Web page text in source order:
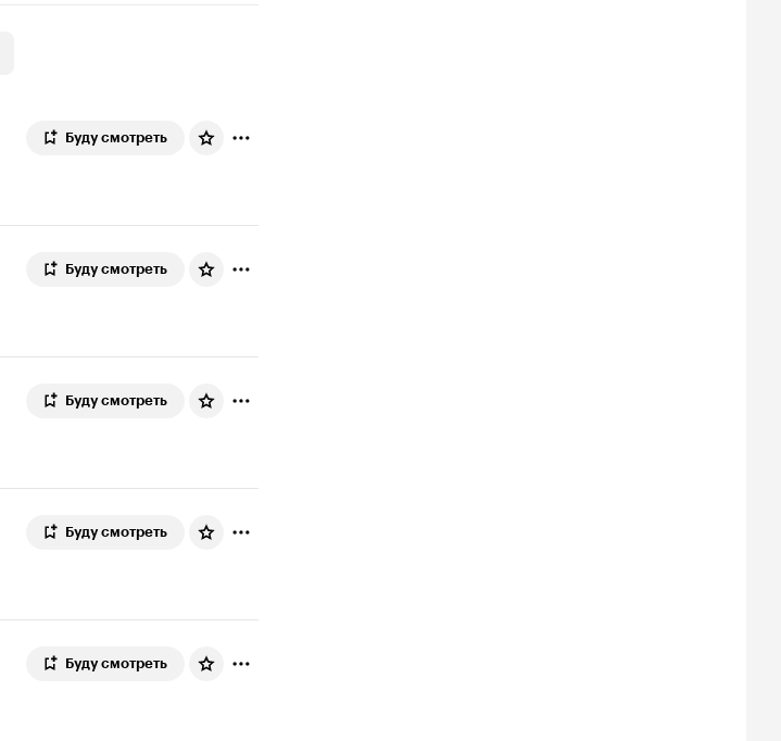
Буду смотреть
Буду смотреть
Буду смотреть
Буду смотреть
Буду смотреть